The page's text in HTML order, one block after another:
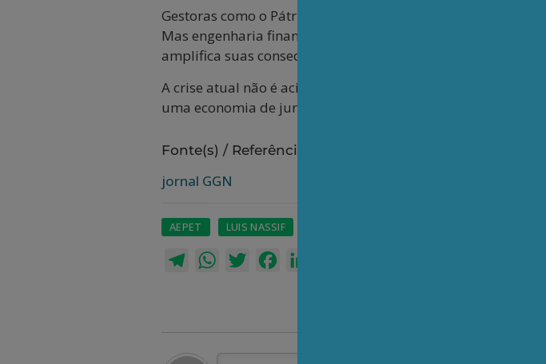
Gestoras como o Pátria tentaram contornar essa
Mas engenharia financeira não resolve problemas
amplifica suas consequências.
A crise atual não é acidente de percurso. É o resultado
uma economia de juros de curtíssimo prazo.
Fonte(s) / Referência(s):
jornal GGN
AEPET LUIS NASSIF
TelegramWhatsAppTwitterFacebook